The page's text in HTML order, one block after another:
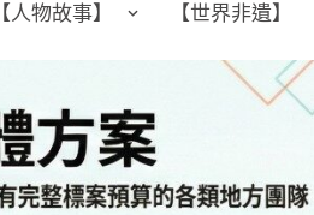
【人物故事】 【世界非遺】